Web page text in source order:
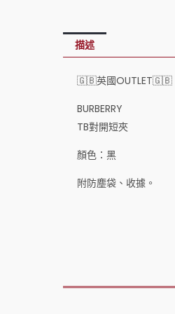
描述
🇬🇧英國OUTLET🇬🇧
BURBERRY
TB對開短夾
顏色：黑
附防塵袋、收據。